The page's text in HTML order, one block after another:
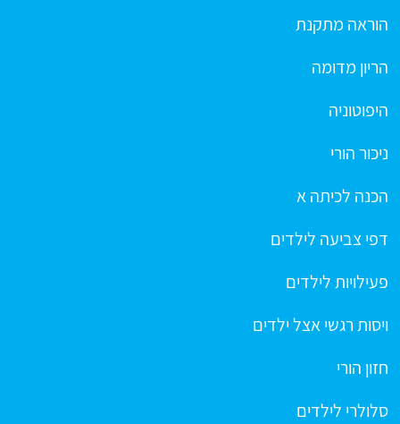
הוראה מתקנת
הריון מדומה
היפוטוניה
ניכור הורי
הכנה לכיתה א
דפי צביעה לילדים
פעילויות לילדים
ויסות רגשי אצל ילדים
חזון הורי
סלולרי לילדים